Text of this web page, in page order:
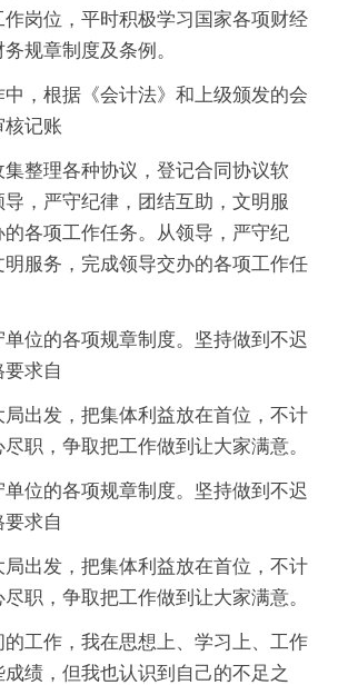
岗位，平时积极学习国家各项财经
规章制度及条例。
中，根据《会计法》和上级颁发的会
核记账
整理各种协议，登记合同协议软
，严守纪律，团结互助，文明服
各项工作任务。从领导，严守纪
服务，完成领导交办的各项工作任
位的各项规章制度。坚持做到不迟
求自
局出发，把集体利益放在首位，不计
职，争取把工作做到让大家满意。
位的各项规章制度。坚持做到不迟
求自
局出发，把集体利益放在首位，不计
职，争取把工作做到让大家满意。
的工作，我在思想上、学习上、工作
成绩，但我也认识到自己的不足之